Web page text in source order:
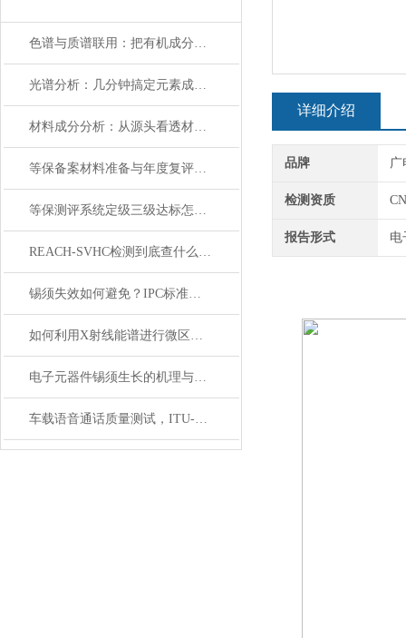
色谱与质谱联用：把有机成分拆解得明明白白
光谱分析：几分钟搞定元素成分的高效利器
材料成分分析：从源头看透材料的“基因”
等保备案材料准备与年度复评｜高效通关优化合规成本
等保测评系统定级三级达标怎么做｜专业机构合规指导
REACH-SVHC检测到底查什么？一张清单带你读懂高关注物质
锡须失效如何避免？IPC标准下的检查方法
如何利用X射线能谱进行微区元素分析？应用案例分享
电子元器件锡须生长的机理与检测技术
车载语音通话质量测试，ITU-T P.1100/P.1110双讲/回声/降噪测试
详细介绍
品牌 广
检测资质
报告形式 电